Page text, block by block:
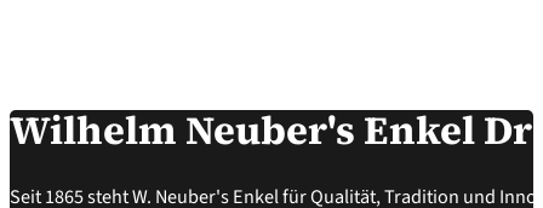
Wilhelm Neuber's Enkel
Seit 1865 steht W. Neuber's Enkel für Qualität, Tradition und